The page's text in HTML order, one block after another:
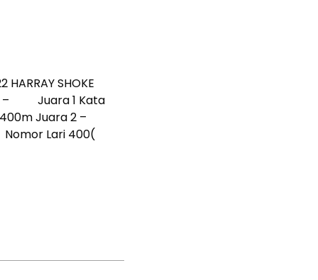
SHOKE
– Juara 1 Kata
400m Juara 2 –
Lari 400(